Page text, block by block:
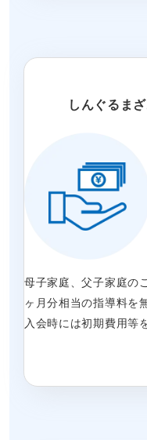
しんぐるま
母子家庭、父子家庭の
ヶ月分相当の指導料を
入会時には初期費用等